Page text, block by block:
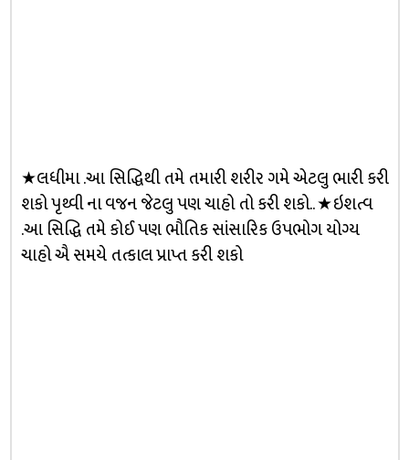
★લધીમા .આ સિદ્ધિથી તમે તમારી શરીર ગમે એટલુ ભારી કરી
શકો પૃથ્વી ના વજન જેટલુ પણ ચાહો તો કરી શકો.. ★ઇશત્વ
.આ સિદ્ધિ તમે કોઈ પણ ભૌતિક સાંસારિક ઉપભોગ યોગ્ય
ચાહો ઐ સમયે તત્કાલ પ્રાપ્ત કરી શકો